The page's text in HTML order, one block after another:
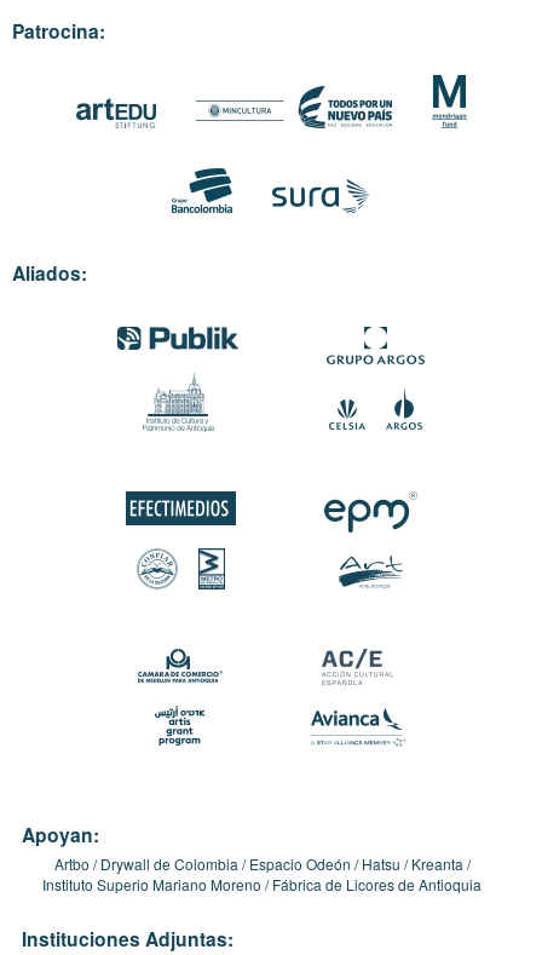
Patrocina:
Aliados:
Apoyan:
Artbo Drywall de Colombia Espacio Odeón Hatsu
Kreanta
Instituto Superio Mariano Moreno
Fábrica de Licores de Antioquia
Instituciones Adjuntas: